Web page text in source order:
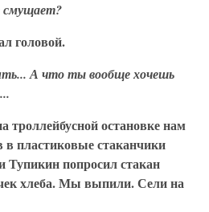
смущает?
головой.
А что ты вообще хочешь
троллейбусной остановке нам
в пластиковые стаканчики
Тупикин попросил стакан
хлеба. Мы выпили. Сели на